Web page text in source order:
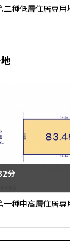
二種低層住居専
分
一種中高層住居